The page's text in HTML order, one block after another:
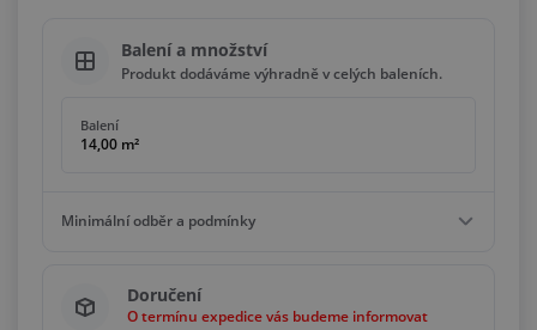
Balení a množství
Produkt dodáváme výhradně v celých baleních.
Balení
14,00 m²
Minimální odběr a podmínky
210,00 m²Doručení
O termínu expedice vás budeme informovat